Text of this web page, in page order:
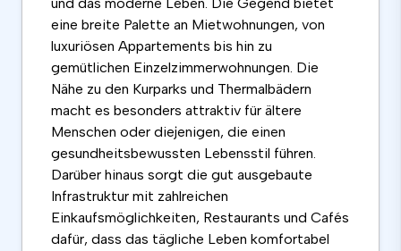
eine breite Palette an Mietwohnungen, von
luxuriösen Appartements bis hin zu
gemütlichen Einzelzimmerwohnungen. Die
Nähe zu den Kurparks und Thermalbädern
macht es besonders attraktiv für ältere
Menschen oder diejenigen, die einen
gesundheitsbewussten Lebensstil führen.
Darüber hinaus sorgt die gut ausgebaute
Infrastruktur mit zahlreichen
Einkaufsmöglichkeiten, Restaurants und Cafés
dafür, dass das tägliche Leben komfortabel